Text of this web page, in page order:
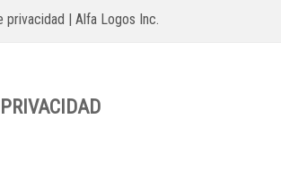
privacidad | Alfa Logos Inc.